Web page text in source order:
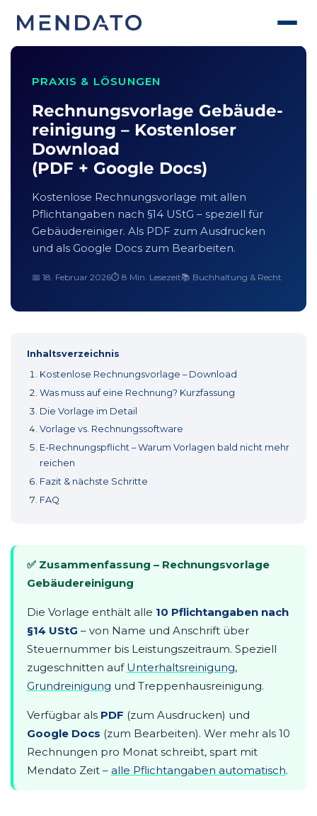
PRAXIS & LÖSUNGEN
Rechnungsvorlage Gebäude­
reinigung – Kostenloser
Download
(PDF + Google Docs)
Kostenlose Rechnungsvorlage mit allen
Pflichtangaben nach §14 UStG – speziell für
Gebäudereiniger. Als PDF zum Ausdrucken
und als Google Docs zum Bearbeiten.
📅 18. Februar 2026⏱ 8 Min. Lesezeit📚 Buchhaltung & Recht
Inhaltsverzeichnis
Kostenlose Rechnungsvorlage – Download
Was muss auf eine Rechnung? Kurzfassung
Die Vorlage im Detail
Vorlage vs. Rechnungssoftware
E-Rechnungspflicht – Warum Vorlagen bald nicht mehr
reichen
Fazit & nächste Schritte
FAQ
✅ Zusammenfassung – Rechnungsvorlage
Gebäudereinigung
Die Vorlage enthält alle 10 Pflichtangaben nach
§14 UStG – von Name und Anschrift über
Steuernummer bis Leistungszeitraum. Speziell
zugeschnitten auf Unterhaltsreinigung,
Grundreinigung und Treppenhausreinigung.
Verfügbar als PDF (zum Ausdrucken) und
Google Docs (zum Bearbeiten). Wer mehr als 10
Rechnungen pro Monat schreibt, spart mit
Mendato Zeit – alle Pflichtangaben automatisch.